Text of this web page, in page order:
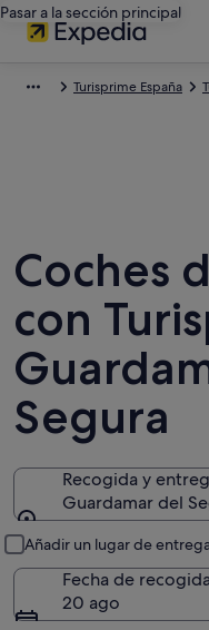
Pasar a la sección principal
Turisprime España
Coches
con
Segura
Recogida y
Guardamar del
Añadir un lugar de
Fecha de recogida
20 ago